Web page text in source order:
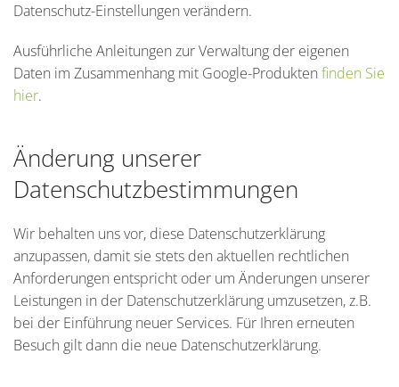
Datenschutz-Einstellungen verändern.
Ausführliche Anleitungen zur Verwaltung der eigenen
Daten im Zusammenhang mit Google-Produkten finden Sie
hier.
Änderung unserer
Datenschutzbestimmungen
Wir behalten uns vor, diese Datenschutzerklärung
anzupassen, damit sie stets den aktuellen rechtlichen
Anforderungen entspricht oder um Änderungen unserer
Leistungen in der Datenschutzerklärung umzusetzen, z.B.
bei der Einführung neuer Services. Für Ihren erneuten
Besuch gilt dann die neue Datenschutzerklärung.